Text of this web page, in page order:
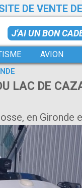
DE VENTE
J'AI UN BON
AVION
LAC DE
en Gironde